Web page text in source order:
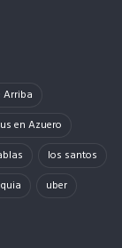
Arriba
en Azuero
los santos
uber